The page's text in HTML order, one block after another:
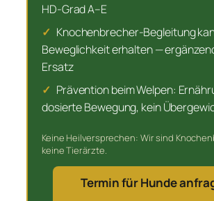
HD-Grad A–E
✓ Knochenbrecher-Begleitung
Beweglichkeit erhalten —
Ersatz
✓ Prävention beim Welpen:
dosierte Bewegung, kein
Keine Heilversprechen: Wir sind
keine Tierärzte.
Termin für Hunde